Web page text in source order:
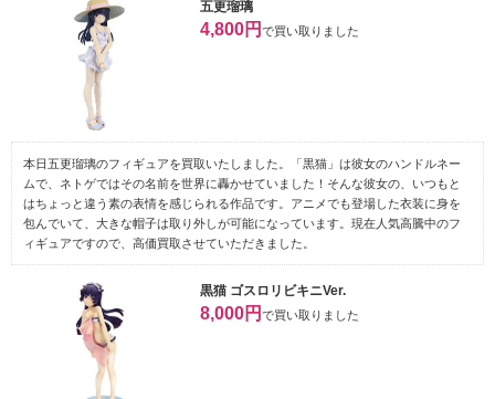
五更瑠璃
4,800円で買い取りました
本日五更瑠璃のフィギュアを買取いたしました。「黒猫」は彼女のハンドルネー
ムで、ネトゲではその名前を世界に轟かせていました！そんな彼女の、いつもと
はちょっと違う素の表情を感じられる作品です。アニメでも登場した衣装に身を
包んでいて、大きな帽子は取り外しが可能になっています。現在人気高騰中のフ
ィギュアですので、高価買取させていただきました。
黒猫 ゴスロリビキニVer.
8,000円で買い取りました